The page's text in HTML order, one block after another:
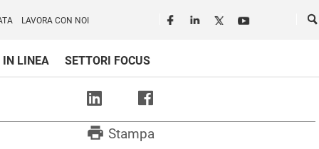
LAVORA CON NOI Seguici in rete
IN LINEA
SETTORI FOCUS
print Stampa